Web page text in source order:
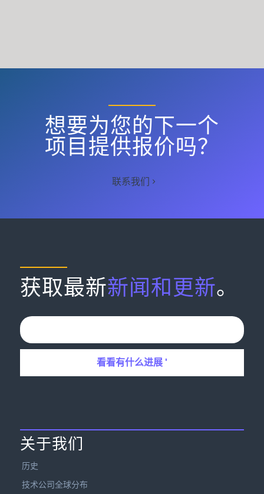
想要为您的下一个
项目提供报价吗？
联系我们
获取最新新闻和更新。
关于我们
历史
技术公司全球分布